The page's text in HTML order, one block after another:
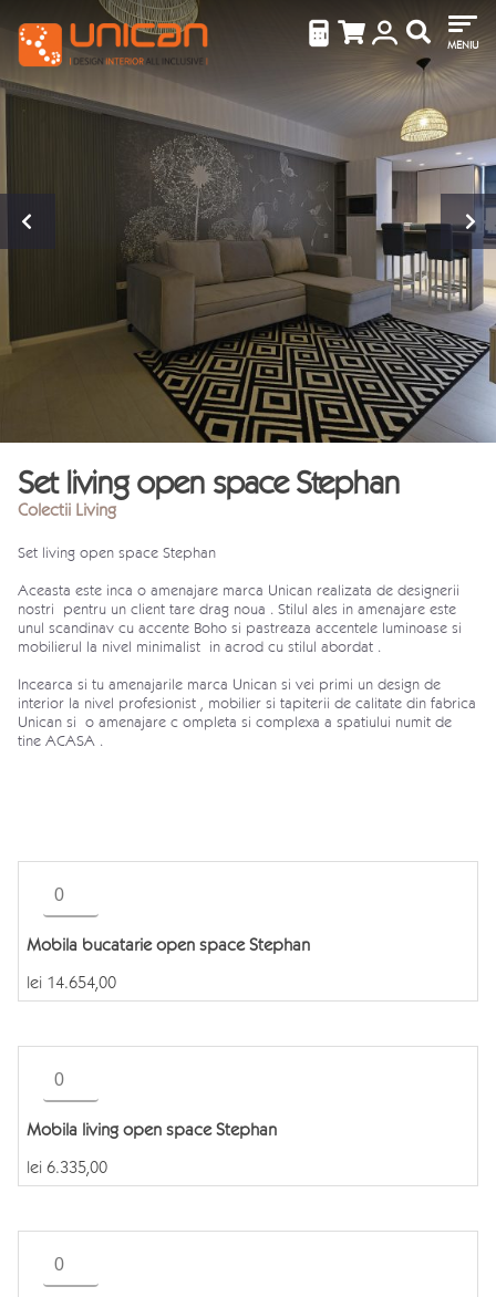
MENIU
Set living open space Stephan
Colectii Living
Set living open space Stephan
Aceasta este inca o amenajare marca Unican realizata de designerii
nostri pentru un client tare drag noua . Stilul ales in amenajare este
unul scandinav cu accente Boho si pastreaza accentele luminoase si
mobilierul la nivel minimalist in acrod cu stilul abordat .
Incearca si tu amenajarile marca Unican si vei primi un design de
interior la nivel profesionist , mobilier si tapiterii de calitate din fabrica
Unican si o amenajare c ompleta si complexa a spatiului numit de
tine ACASA .
Cantitate
Mobila
open
space
Stephan
Mobila bucatarie open space Stephan
lei 14.654,00
Cantitate
Mobila
open
space
Stephan
Mobila living open space Stephan
lei 6.335,00
Cantitate
Coltar